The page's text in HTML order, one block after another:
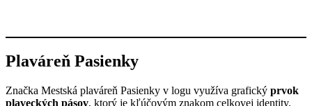
Plaváreň Pasienky
Značka Mestská plaváreň Pasienky v logu využíva grafický prvok
plaveckých pásov, ktorý je kľúčovým znakom celkovej identity.